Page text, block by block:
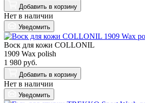
Добавить в корзину
Нет в наличии
Уведомить
Воск для кожи COLLONIL
1909 Wax polish
1 980 руб.
Добавить в корзину
Нет в наличии
Уведомить